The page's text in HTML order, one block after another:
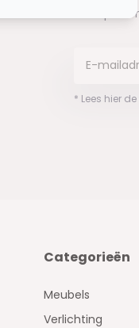
niet
* Lees hier
Categorieën
Meubels
Verlichting